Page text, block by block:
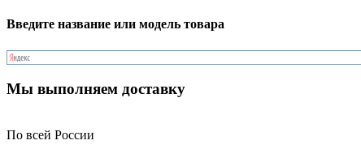
Введите название или модель товара
Мы выполняем доставку
По всей России